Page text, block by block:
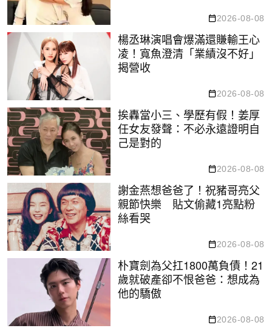
2026-08-08
楊丞琳演唱會爆滿還賺輸王心
凌！寬魚澄清「業績沒不好」
揭營收
2026-08-08
挨轟當小三、學歷有假！姜厚
任女友發聲：不必永遠證明自
己是對的
2026-08-08
謝金燕想爸爸了！祝豬哥亮父
親節快樂 貼文偷藏1亮點粉
絲看哭
2026-08-08
朴寶劍為父扛1800萬負債！21
歲就破產卻不恨爸爸：想成為
他的驕傲
2026-08-08